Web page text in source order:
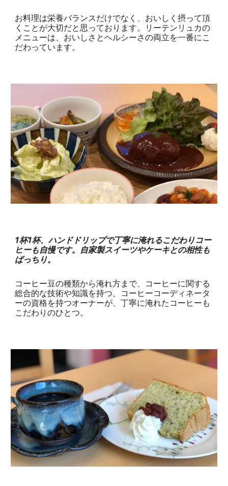
お料理は栄養バランスだけでなく、おいしく摂って頂
くことが大切だと思っております。リーテンリュカの
メニューは、おいしさとヘルシーさの両立を一番にこ
だわっています。
1杯1杯、ハンドドリップで丁寧に淹れるこだわりコー
ヒーも自慢です。自家製スイーツやケーキとの相性も
ばっちり。
コーヒー豆の種類から淹れ方まで、コーヒーに関する
総合的な技術や知識を持つ、コーヒーコーディネータ
ーの資格を持つオーナーが、丁寧に淹れたコーヒーも
こだわりのひとつ。